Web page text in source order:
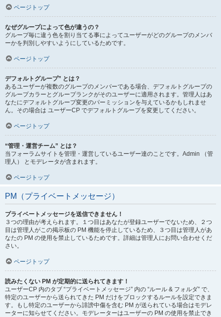
ページトップ
なぜグループによって色が違うの？
グループ毎に違う色を割り当てる事によってユーザーがどのグループのメンバ
ーかを判別しやすいようにしているためです。
ページトップ
デフォルトグループ” とは？
あるユーザーが複数のグループのメンバーである場合、デフォルトグループの
グループカラーとグループランクがそのユーザーに適用されます。管理人はあ
なたにデフォルトグループ変更のパーミッションを与えているかもしれませ
ん。その場合は ユーザーCP でデフォルトグループを変更してください。
ページトップ
“管理・運営チーム” とは？
当フォーラムサイトを管理・運営しているユーザー達のことです。Admin （管
理人） とモデレータが含まれます。
ページトップ
PM（プライベートメッセージ）
プライベートメッセージを送信できません！
３つの理由が考えられます。１つ目はあなたが登録ユーザーでないため、２つ
目は管理人がこの掲示板の PM 機能を停止しているため、３つ目は管理人があ
なたの PM の使用を禁止しているためです。詳細は管理人にお問い合わせくだ
さい。
ページトップ
読みたくない PM が定期的に送られてきます！
ユーザーCP 内のタブ “プライベートメッセージ” 内の “ルール & フォルダ” で、
特定のユーザーから送られてきた PM だけをブロックするルールを設定できま
す。もし特定のユーザーから誹謗中傷を含む PM が送られている場合はモデレ
ーターに知らせてください。モデレーターはユーザーの PM の使用を禁止でき